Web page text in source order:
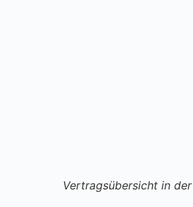
Ver­trags­über­sicht in